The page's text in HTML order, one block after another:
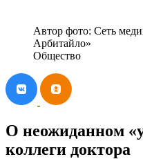
Автор фото: Сеть
Арбитайло»
Общество
О неожиданном
коллеги доктора